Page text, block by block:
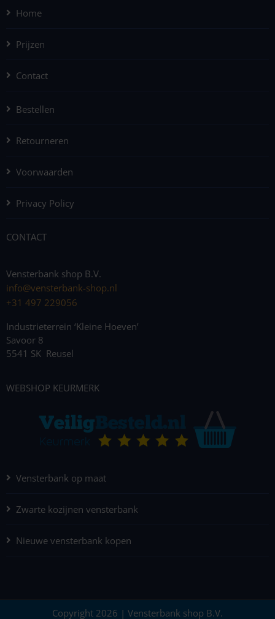
Home
Prijzen
Contact
Bestellen
Retourneren
Voorwaarden
Privacy Policy
CONTACT
Vensterbank shop B.V.
info@vensterbank-shop.nl
+31 497 229056
Industrieterrein ‘Kleine Hoeven’
Savoor 8
5541 SK Reusel
WEBSHOP KEURMERK
Vensterbank op maat
Zwarte kozijnen vensterbank
Nieuwe vensterbank kopen
Copyright 2026 | Vensterbank shop B.V.